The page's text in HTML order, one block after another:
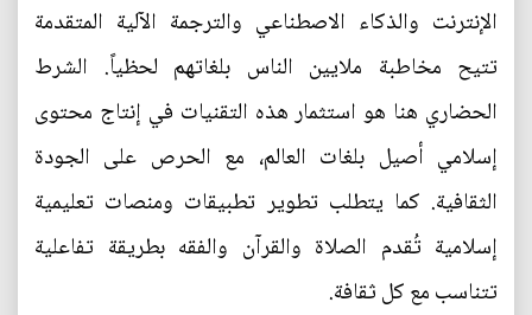
الإنترنت والذكاء الاصطناعي والترجمة الآلية المتقدمة
تتيح مخاطبة ملايين الناس بلغاتهم لحظياً. الشرط
الحضاري هنا هو استثمار هذه التقنيات في إنتاج محتوى
إسلامي أصيل بلغات العالم، مع الحرص على الجودة
الثقافية. كما يتطلب تطوير تطبيقات ومنصات تعليمية
إسلامية تُقدم الصلاة والقرآن والفقه بطريقة تفاعلية
تتناسب مع كل ثقافة.